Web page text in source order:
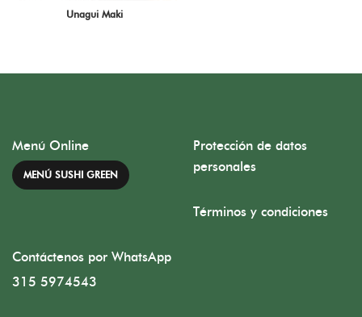
Unagui Maki
Menú Online
MENÚ SUSHI GREEN
Protección de datos
personales
Términos y condiciones
Contáctenos por WhatsApp
315 5974543